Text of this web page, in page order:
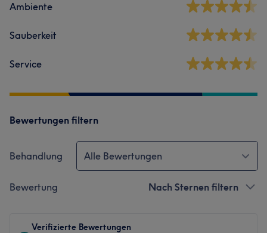
Ambiente
Sauberkeit
Service
Bewertungen filtern
Behandlung Alle Bewertungen
Bewertung Nach Sternen filtern
Verifizierte Bewertungen